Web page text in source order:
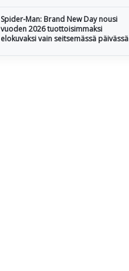
Spider-Man: Brand New Day nousi
vuoden 2026 tuottoisimmaksi
elokuvaksi vain seitsemässä päivässä